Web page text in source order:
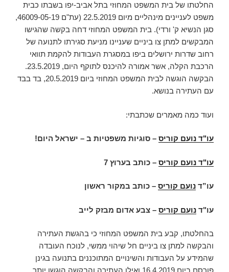
החלטתו של בית המשפט המחוזי בתל אביב-יפו בשבתו כבית
משפט לעניינים מינהליים מיום 22.5.2019 (עת"ם 46009-05-19,
סגן הנשיא ק' ורדי). בית המשפט המחוזי דחה בקשה שהגישו
המבקשים למתן צו ביניים שעניינו מניעת סגירתו לתנועה של
רחוב שדרות ירושלים ביפו במסגרת העבודות להקמת תוואי
הרכבת הקלה, אשר אמורה להיכנס לתוקף היום, 23.5.2019.
הבקשה הוגשה לבית המשפט המחוזי ביום 20.5.2019, בד בבד
עם העתירה בנושא.
ועוד כמה מאמרים שכתבתי:
עו"ד נועם קוריס – סוגיות משפטיות ב – ישראל היום!
עו"ד נועם קוריס – כותב בערוץ 7
עו”ד נועם קוריס – כותב במקור ראשון
עו"ד נועם קוריס – צבע אדום מבזק לייב
בהחלטתו, קבע בית המשפט המחוזי כי בהגשת העתירה
והבקשה למתן צו ביניים חל שיהוי ממשי, לנוכח העובדה
שהמידע על העבודות והשינויים המתוכננים בתנועה בגינן